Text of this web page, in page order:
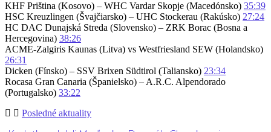
KHF Priština (Kosovo) – WHC Vardar Skopje (Macedónsko) 35:39
HSC Kreuzlingen (Švajčiarsko) – UHC Stockerau (Rakúsko) 27:24
HC DAC Dunajská Streda (Slovensko) – ZRK Borac (Bosna a
Hercegovina) 38:26
ACME-Zalgiris Kaunas (Litva) vs Westfriesland SEW (Holandsko)
26:31
Dicken (Fínsko) – SSV Brixen Südtirol (Taliansko) 23:34
Rocasa Gran Canaria (Španielsko) – A.R.C. Alpendorado
(Portugalsko) 33:22
Posledné aktuality